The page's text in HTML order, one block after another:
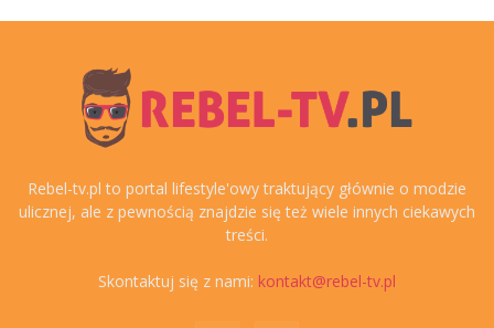
Rebel-tv.pl to portal lifestyle'owy traktujący głównie o modzie
ulicznej, ale z pewnością znajdzie się też wiele innych ciekawych
treści.
Skontaktuj się z nami: kontakt@rebel-tv.pl